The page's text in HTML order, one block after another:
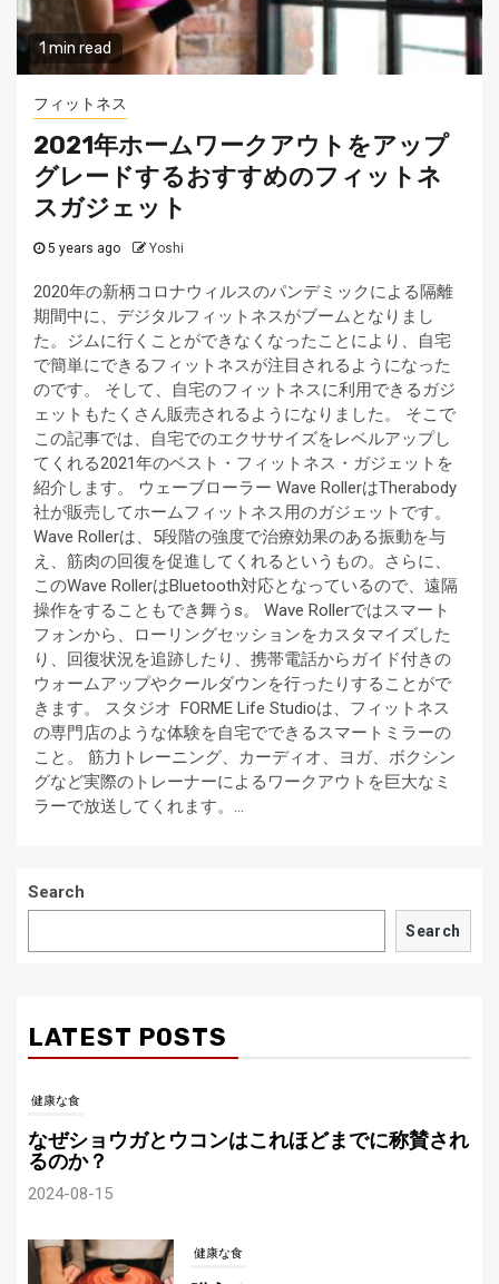
1 min read
フィットネス
2021年ホームワークアウトをアップ
グレードするおすすめのフィットネ
スガジェット
5 years ago Yoshi
2020年の新柄コロナウィルスのパンデミックによる隔離
期間中に、デジタルフィットネスがブームとなりまし
た。ジムに行くことができなくなったことにより、自宅
で簡単にできるフィットネスが注目されるようになった
のです。 そして、自宅のフィットネスに利用できるガジ
ェットもたくさん販売されるようになりました。 そこで
この記事では、自宅でのエクササイズをレベルアップし
てくれる2021年のベスト・フィットネス・ガジェットを
紹介します。 ウェーブローラー Wave RollerはTherabody
社が販売してホームフィットネス用のガジェットです。
Wave Rollerは、5段階の強度で治療効果のある振動を与
え、筋肉の回復を促進してくれるというもの。さらに、
このWave RollerはBluetooth対応となっているので、遠隔
操作をすることもでき舞うs。 Wave Rollerではスマート
フォンから、ローリングセッションをカスタマイズした
り、回復状況を追跡したり、携帯電話からガイド付きの
ウォームアップやクールダウンを行ったりすることがで
きます。 スタジオ FORME Life Studioは、フィットネス
の専門店のような体験を自宅でできるスマートミラーの
こと。 筋力トレーニング、カーディオ、ヨガ、ボクシン
グなど実際のトレーナーによるワークアウトを巨大なミ
ラーで放送してくれます。…
Search
Search
LATEST POSTS
健康な食
なぜショウガとウコンはこれほどまでに称賛され
るのか？
2024-08-15
健康な食